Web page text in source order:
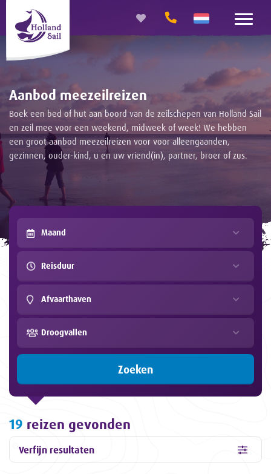
Aanbod meezeilreizen
Boek een bed of hut aan boord van de zeilschepen van Holland Sail
en zeil mee voor een weekend, midweek of week! We hebben
een groot aanbod meezeilreizen voor voor alleengaanden,
gezinnen, ouder-kind, u en uw vriend(in), partner, broer of zus.
Maand
Reisduur
Afvaarthaven
Droogvallen
Zoeken
19 reizen gevonden
Verfijn resultaten